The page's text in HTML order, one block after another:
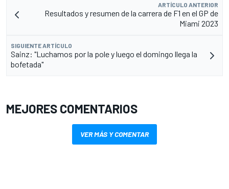
ARTÍCULO ANTERIOR
Resultados y resumen de la carrera de F1 en el GP de
Miami 2023
SIGUIENTE ARTÍCULO
Sainz: "Luchamos por la pole y luego el domingo llega la
bofetada"
MEJORES COMENTARIOS
VER MÁS Y COMENTAR